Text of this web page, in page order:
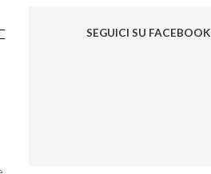
SEGUICI SU FACEBOOK